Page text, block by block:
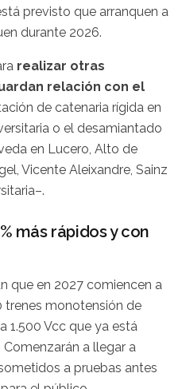
previsto que arranquen a
durante 2026.
realizar otras
relación con el
de catenaria rígida en
o el desamiantado
en Lucero, Alto de
Vicente Aleixandre, Sainz
más rápidos y con
que en 2027 comiencen a
trenes monotensión de
1.500 Vcc que ya está
a llegar a
a pruebas antes